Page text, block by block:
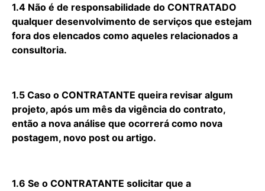
1.4 Não é de responsabilidade do CONTRATADO
qualquer desenvolvimento de serviços que estejam
fora dos elencados como aqueles relacionados a
consultoria.
1.5 Caso o CONTRATANTE queira revisar algum
projeto, após um mês da vigência do contrato,
então a nova análise que ocorrerá como nova
postagem, novo post ou artigo.
1.6 Se o CONTRATANTE solicitar que a